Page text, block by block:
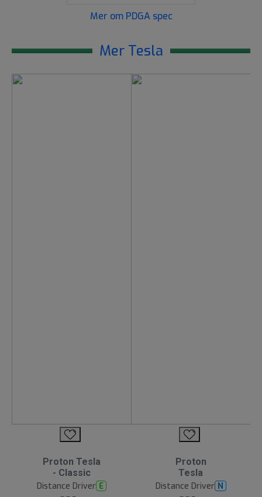
Mer om PDGA spec
Mer Tesla
Proton Tesla
- Classic
Distance Driver E
Proton
Tesla
Distance Driver N